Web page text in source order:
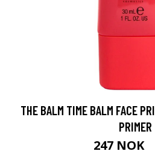
THE BALM TIME BALM FACE
PRIMER
247 NOK